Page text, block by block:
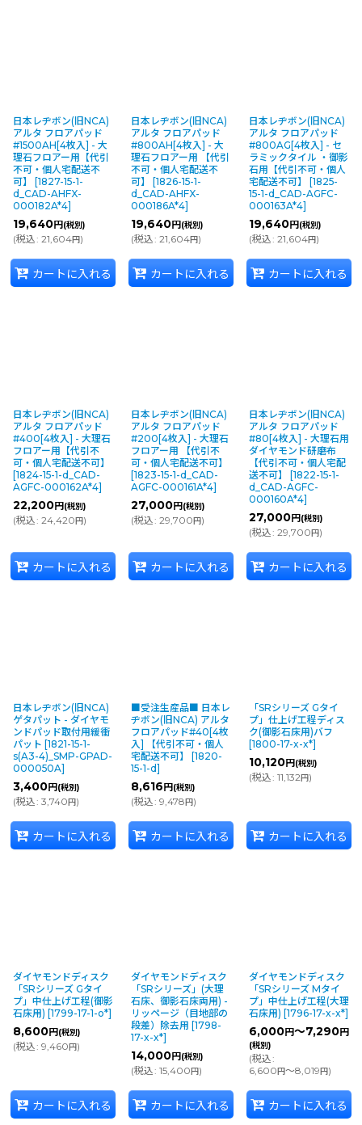
日本レヂボン(旧NCA)
アルタ フロアパッド
#1500AH[4枚入] - 大
理石フロアー用【代引
不可・個人宅配送不
可】
[1827-15-1-
d_CAD-AHFX-
000182A*4]
19,640円 (税別)
(税込: 21,604円)
カートに入れる
日本レヂボン(旧NCA)
アルタ フロアパッド
#800AH[4枚入] - 大
理石フロアー用 【代引
不可・個人宅配送不
可】
[1826-15-1-
d_CAD-AHFX-
000186A*4]
19,640円 (税別)
(税込: 21,604円)
カートに入れる
日本レヂボン(旧NCA)
アルタ フロアパッド
#800AG[4枚入] - セ
ラミックタイル ・御影
石用【代引不可・個人
宅配送不可】
[1825-
15-1-d_CAD-AGFC-
000163A*4]
19,640円 (税別)
(税込: 21,604円)
カートに入れる
日本レヂボン(旧NCA)
アルタ フロアパッド
#400[4枚入] - 大理石
フロアー用【代引不
可・個人宅配送不可】
[1824-15-1-d_CAD-
AGFC-000162A*4]
22,200円 (税別)
(税込: 24,420 円)
カートに入れる
日本レヂボン(旧NCA)
アルタ フロアパッド
#200[4枚入] - 大理石
フロアー用 【代引不
可・個人宅配送不可】
[1823-15-1-d_CAD-
AGFC-000161A*4]
27,000円 (税別)
(税込: 29,700 円)
カートに入れる
日本レヂボン(旧NCA)
アルタ フロアパッド
#80[4枚入] - 大理石用
ダイヤモンド研磨布
【代引不可・個人宅配
送不可】
[1822-15-1-
d_CAD-AGFC-
000160A*4]
27,000円 (税別)
(税込: 29,700 円)
カートに入れる
日本レヂボン(旧NCA)
ゲタパット - ダイヤモ
ンドパッド取付用緩衝
パット [1821-15-1-
s(A3-4)_SMP-GPAD-
000050A]
3,400円 (税別)
(税込: 3,740 円)
カートに入れる
■受注生産品■ 日本レ
ヂボン(旧NCA) アルタ
フロアパッド#40[4枚
入] 【代引不可・個人
宅配送不可】
[1820-
15-1-d]
8,616 円 (税別)
(税込: 9,478 円)
カートに入れる
「SRシリーズ Gタイ
プ」仕上げ工程ディス
ク(御影石床用)バフ
[1800-17-x-x*]
10,120円 (税別)
(税込: 11,132円)
カートに入れる
ダイヤモンドディスク
「SRシリーズ Gタイ
プ」中仕上げ工程(御影
石床用) [1799-17-1-o*]
8,600円 (税別)
(税込: 9,460 円)
カートに入れる
ダイヤモンドディスク
「SRシリーズ」(大理
石床、御影石床両用) -
リッページ（目地部の
段差）除去用 [1798-
17-x-x*]
14,000円 (税別)
(税込: 15,400 円)
カートに入れる
ダイヤモンドディスク
「SRシリーズ Mタイ
プ」中仕上げ工程(大理
石床用) [1796-17-x-x*]
6,000円～7,290円
(税別)
(税込:
6,600 円～8,019 円)
カートに入れる